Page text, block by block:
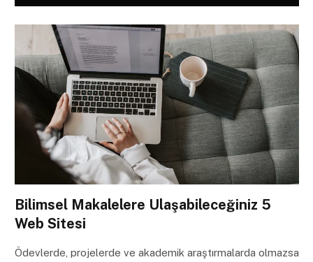
Bilimsel Makalelere Ulaşabileceğiniz 5
Web Sitesi
Ödevlerde, projelerde ve akademik araştırmalarda olmazsa